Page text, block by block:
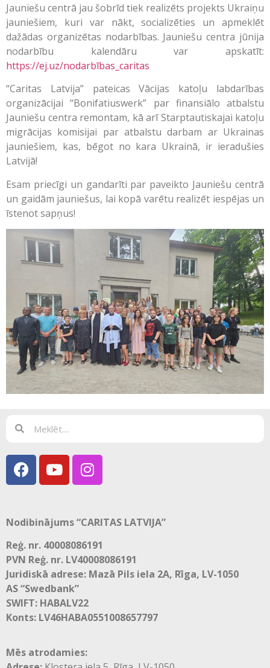
Jauniešu centrā jau šobrīd tiek realizēts projekts Ukraiņu
jauniešiem, kuri var nākt, socializēties un apmeklēt
dažādas organizētas nodarbības. Jauniešu centra jūnija
nodarbību kalendāru var apskatīt:
https://ej.uz/nodarbības_caritas
“Caritas Latvija” pateicas Vācijas katoļu labdarības
organizācijai “Bonifatiuswerk” par finansiālo atbalstu
Jauniešu centra remontam, kā arī Starptautiskajai katoļu
migrācijas komisijai par atbalstu darbam ar Ukrainas
jauniešiem, kas, bēgot no kara Ukrainā, ir ieradušies
Latvijā!
Esam priecīgi un gandarīti par paveikto Jauniešu centrā
un gaidām jauniešus, lai kopā varētu realizēt iespējas un
īstenot sapņus!
Nodibinājums “CARITAS LATVIJA”
Reģ. nr. 40008086191
PVN Reģ. nr. LV40008086191
Juridiskā adrese: Mazā Pils iela 2A, Rīga, LV-1050
AS “Swedbank”
SWIFT: HABALV22
Konts: LV46HABA0551008657797
Mēs atrodamies: